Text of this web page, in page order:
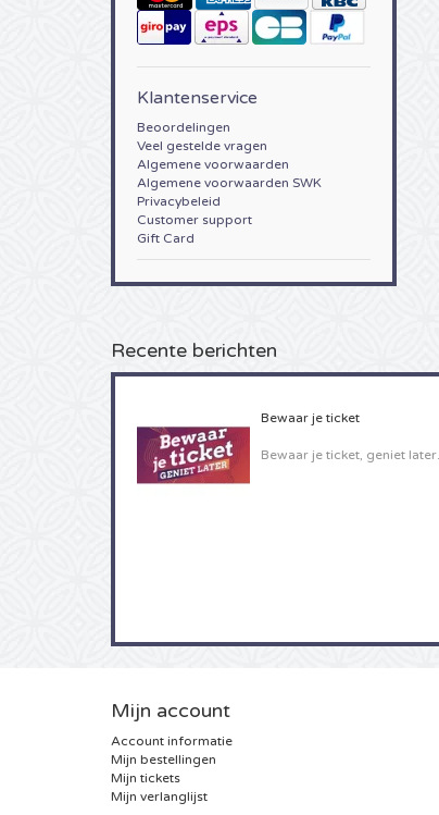
Klantenservice
Beoordelingen
Veel gestelde vragen
Algemene voorwaarden
Algemene voorwaarden SWK
Privacybeleid
Customer support
Gift Card
Recente berichten
Bewaar je ticket
Bewaar je ticket, geniet
Mijn account
Account informatie
Mijn bestellingen
Mijn tickets
Mijn verlanglijst